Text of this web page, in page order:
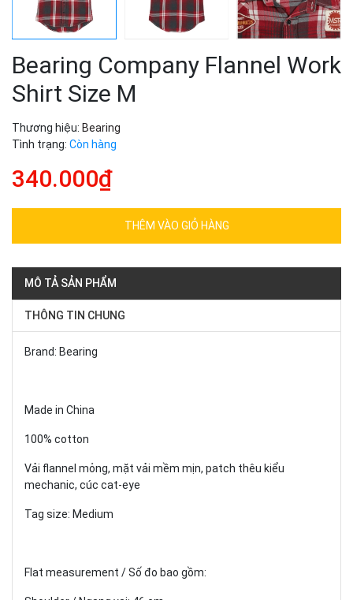
Bearing Company Flannel Work
Shirt Size M
Thương hiệu: Bearing
Tình trạng: Còn hàng
340.000₫
THÊM VÀO GIỎ HÀNG
MÔ TẢ SẢN PHẨM
THÔNG TIN CHUNG
Brand: Bearing
Made in China
100% cotton
Vải flannel mỏng, mặt vải mềm mịn, patch thêu kiểu
mechanic, cúc cat-eye
Tag size: Medium
Flat measurement / Số đo bao gồm: